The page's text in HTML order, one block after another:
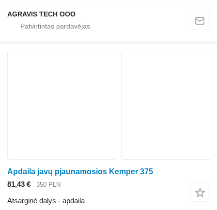
AGRAVIS TECH OOO
Apdaila javų pjaunamosios Kemper 375
81,43 €
350 PLN
Atsarginė dalys - apdaila